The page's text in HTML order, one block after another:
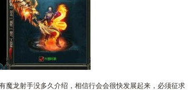
龙射手没多久介绍，相信行会会很快发展起来，必须征求